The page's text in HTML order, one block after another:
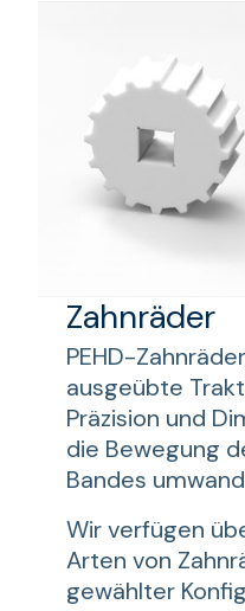
Zahnräder
PEHD-
ausgeübte
Präzision und
die Bewegung
Bandes
Wir verfügen
Arten von
gewählter